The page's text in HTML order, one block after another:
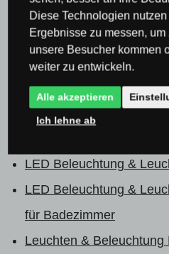
Wandleuchten
Wandleuchten &
Wandleuchten &
für Badezimmer
Lampen & Beleuchtung
LED Beleuchtung &
LED Beleuchtung &
für Badezimmer
Leuchten & Beleuchtung
Diese Technologien
Ergebnisse zu messen,
unsere Besucher kommen
weiter zu entwickeln.
Alle akzeptieren
Ich lehne ab